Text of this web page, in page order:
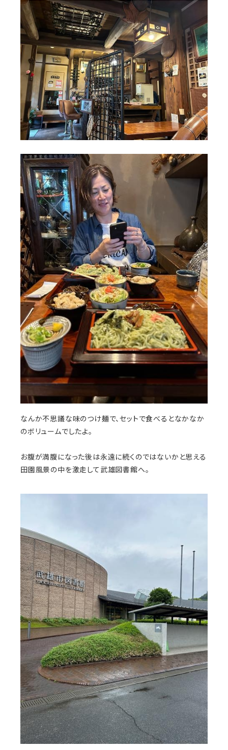
なんか不思議な味のつけ麺で、セットで食べるとなかなか
のボリュームでしたよ。
お腹が満腹になった後は永遠に続くのではないかと思える
田園風景の中を激走して武雄図書館へ。